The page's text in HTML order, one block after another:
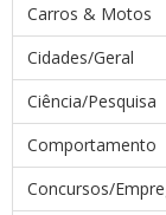
Carros & Motos
Cidades/Geral
Ciência/Pesquisa
Comportamento
Concursos/